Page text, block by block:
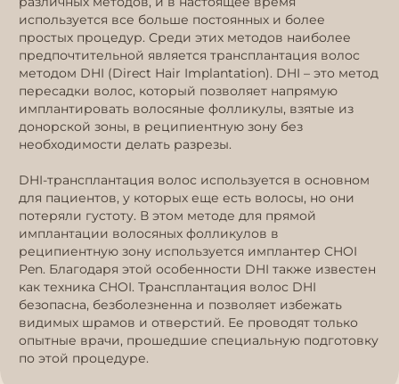
используется все больше постоянных и более
простых процедур. Среди этих методов наиболее
предпочтительной является трансплантация волос
методом DHI (Direct Hair Implantation). DHI – это метод
пересадки волос, который позволяет напрямую
имплантировать волосяные фолликулы, взятые из
донорской зоны, в реципиентную зону без
необходимости делать разрезы.
DHI-трансплантация волос используется в основном
для пациентов, у которых еще есть волосы, но они
потеряли густоту. В этом методе для прямой
имплантации волосяных фолликулов в
реципиентную зону используется имплантер CHOI
Pen. Благодаря этой особенности DHI также известен
как техника CHOI. Трансплантация волос DHI
безопасна, безболезненна и позволяет избежать
видимых шрамов и отверстий. Ее проводят только
опытные врачи, прошедшие специальную подготовку
по этой процедуре.